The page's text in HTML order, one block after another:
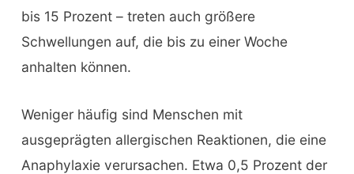
bis 15 Prozent – treten auch größere
Schwellungen auf, die bis zu einer Woche
anhalten können.
Weniger häufig sind Menschen mit
ausgeprägten allergischen Reaktionen, die eine
Anaphylaxie verursachen. Etwa 0,5 Prozent der